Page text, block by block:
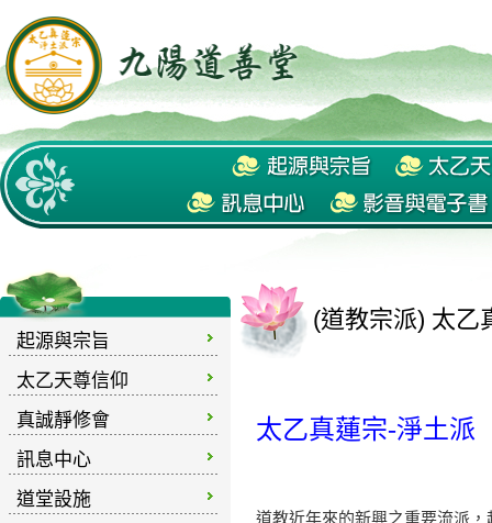
起源與宗旨
太乙天尊信仰
真誠靜修會
訊息中心
道堂設施
(道教宗派) 太乙
太乙真蓮宗-淨土派
道教近年來的新興之重要流派